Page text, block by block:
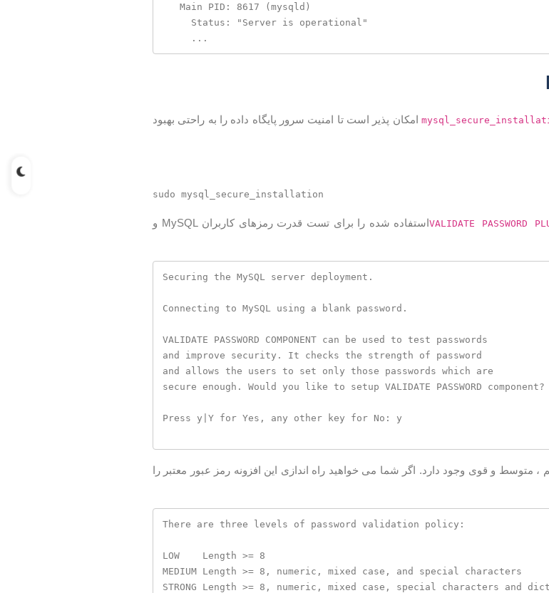
   Main PID: 8617 (mysqld)
     ...
امکان پذیر است تا امنیت سرور پایگاه داده را به راحتی بهبود
VALIDATE PASSWORD
استفاده شده را برای تست قدرت رمزهای کاربران MySQL و
Securing the MySQL server deployment.
Connecting to MySQL using a blank password.
VALIDATE PASSWORD COMPONENT can be used to test passwords
and improve security. It checks the strength of password
and allows the users to set only those passwords which are
secure enough. Would you like to setup VALIDATE PASSWORD component?
Press y|Y for Yes, any other key for No: y
​​و قوی وجود دارد. اگر شما می خواهید راه اندازی این افزونه رمز عبور معتبر را
There are three levels of password validation policy:
LOW    Length >= 8
MEDIUM Length >= 8, numeric, mixed case, and special characters
STRONG Length >= 8, numeric, mixed case, special characters and